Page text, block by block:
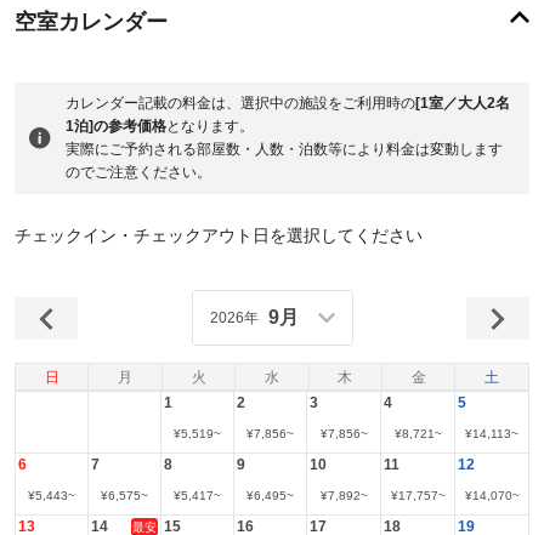
空室カレンダー
カレンダー記載の料金は、選択中の施設をご利用時の[1室／大人2名
1泊]の参考価格となります。
実際にご予約される部屋数・人数・泊数等により料金は変動します
のでご注意ください。
チェックイン・チェックアウト日を選択してください
日 月 火 水 木 金 土
2026年 9月
1
¥5,519~
2
¥7,856~
3
¥7,856~
4
¥8,721~
5
¥14,113~
6
¥5,443~
7
¥6,575~
8
¥5,417~
9
¥6,495~
10
¥7,892~
11
¥17,757~
12
¥14,070~
13 14 最安 15 16 17 18 19